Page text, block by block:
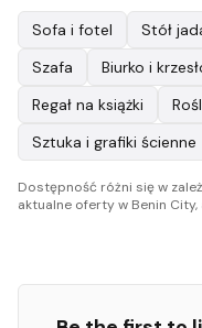
Sofa i fotel Stół
Szafa
Biurko i
Regał na książki
Sztuka i grafiki ścienne
Dostępność różni się w
aktualne oferty w Benin